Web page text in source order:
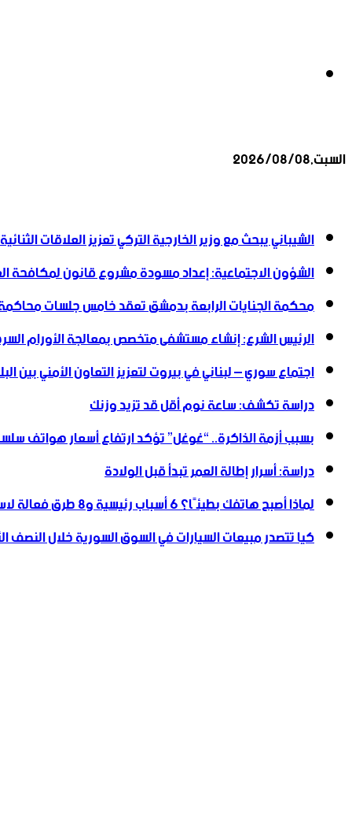
السبت,2026/08/08
الشيباني يبحث مع وزير الخارجية التركي تعزيز العلاقات الثنائية
الشؤون الاجتماعية: إعداد مسودة مشروع قانون لمكافحة
محكمة الجنايات الرابعة بدمشق تعقد خامس جلسات
الرئيس الشرع: إنشاء ‌‏مستشفى متخصص بمعالجة الأورام
اجتماع سوري – لبناني في بيروت لتعزيز التعاون ‏الأمني ‏بين
دراسة تكشف: ساعة نوم أقل قد تزيد وزنك
بسبب أزمة الذاكرة.. “غوغل” تؤكد ارتفاع أسعار هواتف
دراسة: أسرار إطالة العمر تبدأ قبل الولادة
لماذا أصبح هاتفك بطيئًا؟ 6 أسباب رئيسية و8 طرق فعالة لاستعادة سرعته
كيا تتصدر مبيعات السيارات في السوق السورية خلال النصف